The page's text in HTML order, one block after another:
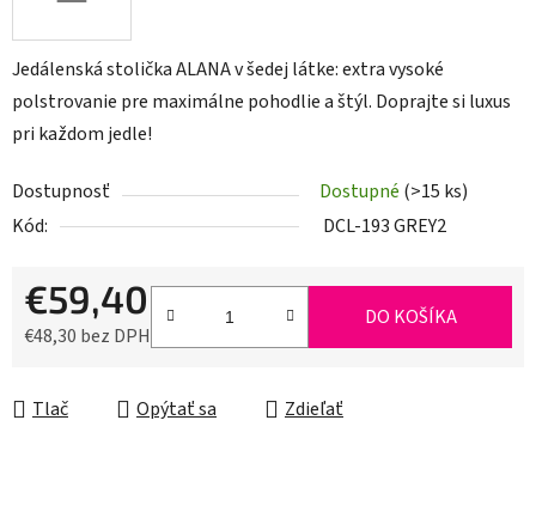
Jedálenská stolička ALANA v šedej látke: extra vysoké
polstrovanie pre maximálne pohodlie a štýl. Doprajte si luxus
pri každom jedle!
Dostupnosť Dostupné (>15 ks)
Kód:
DCL-193 GREY2
€59,40
€48,30 bez DPH
DO KOŠÍKA
Tlač Opýtať sa Zdieľať